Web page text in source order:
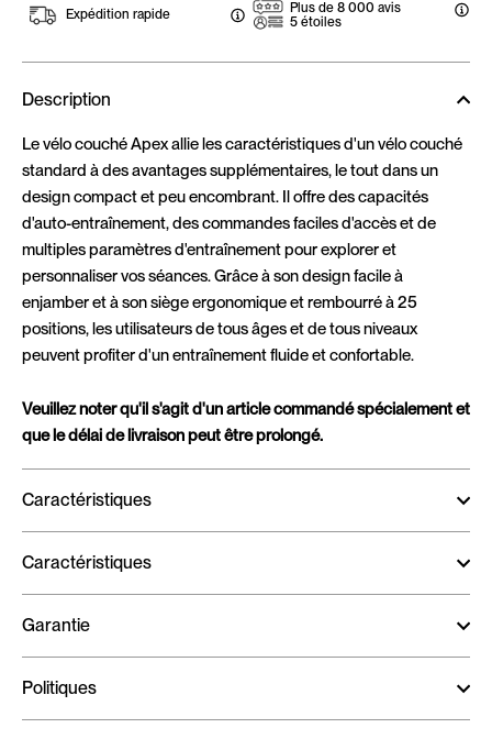
Expédition rapide
Plus de 8 000 avis
5 étoiles
Description
Le vélo couché Apex allie les caractéristiques d'un vélo couché
standard à des avantages supplémentaires, le tout dans un
design compact et peu encombrant. Il offre des capacités
d'auto-entraînement, des commandes faciles d'accès et de
multiples paramètres d'entraînement pour explorer et
personnaliser vos séances. Grâce à son design facile à
enjamber et à son siège ergonomique et rembourré à 25
positions, les utilisateurs de tous âges et de tous niveaux
peuvent profiter d'un entraînement fluide et confortable.
Veuillez noter qu'il s'agit d'un article commandé spécialement et
que le délai de livraison peut être prolongé.
Caractéristiques
Caractéristiques
Garantie
Politiques